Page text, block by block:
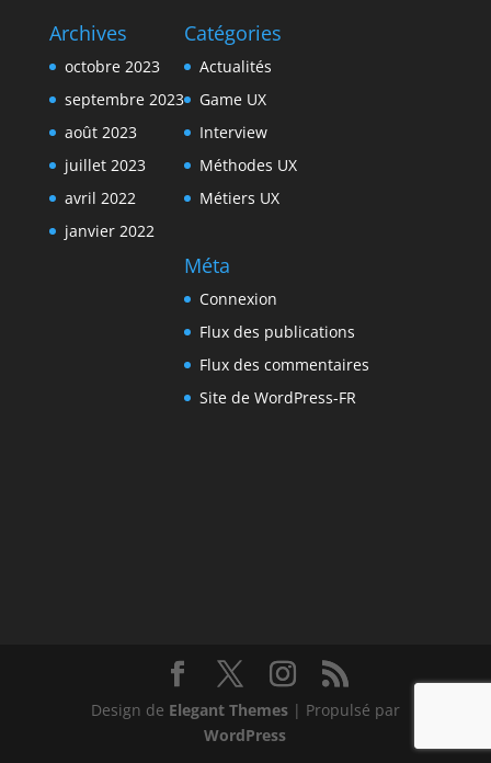
Archives
octobre 2023
septembre 2023
août 2023
juillet 2023
avril 2022
janvier 2022
Catégories
Actualités
Game UX
Interview
Méthodes UX
Métiers UX
Méta
Connexion
Flux des publications
Flux des commentaires
Site de WordPress-FR
Design de Elegant Themes| Propulsé par
WordPress